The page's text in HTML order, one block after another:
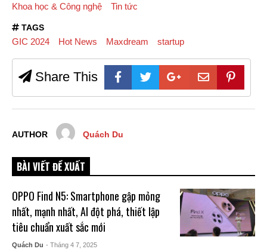
Khoa học & Công nghệ Tin tức
TAGS
GIC 2024 Hot News Maxdream startup
Share This
AUTHOR Quách Du
BÀI VIẾT ĐỀ XUẤT
OPPO Find N5: Smartphone gập mỏng
nhất, mạnh nhất, AI đột phá, thiết lập
tiêu chuẩn xuất sắc mới
Quách Du - Tháng 4 7, 2025